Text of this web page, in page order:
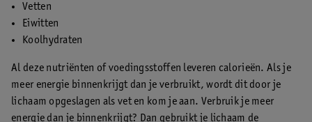
Vetten
Eiwitten
Koolhydraten
Al deze nutriënten of voedingsstoffen leveren calorieën. Als je
meer energie binnenkrijgt dan je verbruikt, wordt dit door je
lichaam opgeslagen als vet en kom je aan. Verbruik je meer
energie dan je binnenkrijgt? Dan gebruikt je lichaam de